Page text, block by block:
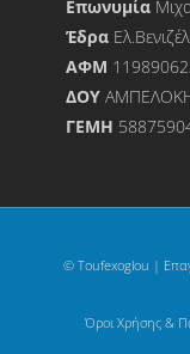
Επωνυμία
Έδρα
ΑΦΜ
ΔΟΥ
ΓΕΜΗ
© Toufexoglou |
Όροι Χρήσης &